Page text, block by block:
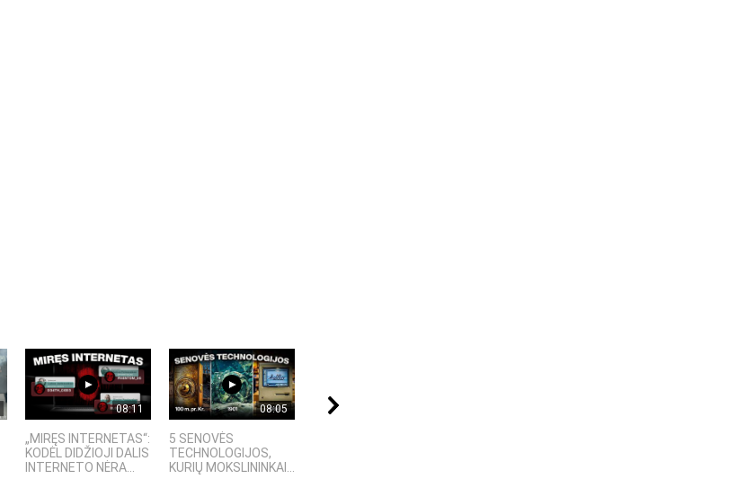
08:11
„MIRĘS INTERNETAS“:
KODĖL DIDŽIOJI DALIS
INTERNETO NĖRA...
08:05
5 SENOVĖS
TECHNOLOGIJOS,
KURIŲ MOKSLININKAI...